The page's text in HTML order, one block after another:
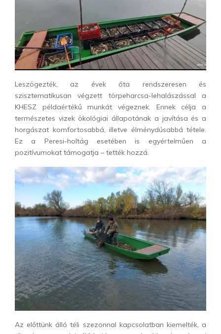
Leszögezték, az évek óta rendszeresen és
szisztematikusan végzett törpeharcsa-lehalászással a
KHESZ példaértékű munkát végeznek. Ennek célja a
természetes vizek ökológiai állapotának a javítása és a
horgászat komfortosabbá, illetve élménydúsabbá tétele.
Ez a Peresi-holtág esetében is egyértelműen a
pozitívumokat támogatja – tették hozzá.
Az előttünk álló téli szezonnal kapcsolatban kiemelték, a